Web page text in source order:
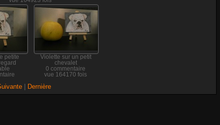
petite
Violette sur un petit
chevalet
0 commentaire
vue 164170 fois
Dernière